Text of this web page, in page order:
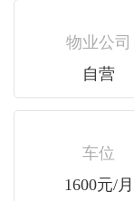
物业公司
自营
车位
1600元/月